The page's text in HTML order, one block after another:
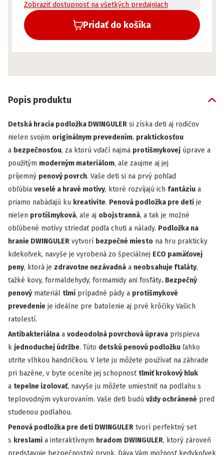
Pridať do košíka
Zobraziť dostupnosť na všetkých predajniach
Popis produktu
Detská hracia podložka DWINGULER si získa deti aj rodičov
nielen svojim originálnym prevedením, praktickosťou
a bezpečnosťou, za ktorú vďačí najmä protišmykovej úprave a
použitým moderným materiálom, ale zaujme aj jej
príjemný penový povrch. Vaše deti si na prvý pohľad
obľúbia veselé a hravé motívy, ktoré rozvíjajú ich fantáziu a
priamo nabádajú ku kreativite. Penová podložka pre deti je
nielen protišmyková, ale aj obojstranná, a tak je možné
obľúbené motívy striedať podľa chuti a nálady. Podložka na
hranie DWINGULER vytvorí bezpečné miesto na hru prakticky
kdekoľvek, navyše je vyrobená zo špeciálnej ECO pamäťovej
peny, ktorá je zdravotne nezávadná a neobsahuje ftaláty,
ťažké kovy, formaldehydy, formamidy ani fosfáty. Bezpečný
penovýmateriál tlmí prípadné pády a protišmykové
prevedenie je ideálne pre batolenie aj prvé krôčiky Vašich
ratolestí.
Antibakteriálna a vodeodolná povrchová úprava prispieva
k jednoduchej údržbe. Túto detskú penovú podložku ľahko
utrite vlhkou handričkou. V lete ju môžete používať na záhrade
pri bazéne, v byte oceníte jej schopnosť tlmiť krokový hluk
a tepelne izolovať, navyše ju môžete umiestniť na podlahu s
teplovodným vykurovaním. Vaše deti budú vždy ochránené pred
studenou podlahou.
Penová podložka pre deti DWINGULER tvorí perfektný set
s kreslami a interaktívnym hradom DWINGULER, ktorý zároveň
predstavuje bezpečnostný prvok. Dáva Vám možnosť kedykoľvek